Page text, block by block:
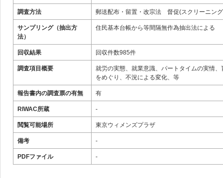
調査方法 郵送配布・留置・改宗法 督促(スクリーニン
サンプリング（抽出方
法）
住民基本台帳から等間隔無作為抽出法による
回収結果 回収件数985件
調査項目概要
就労の実態、就業意識、パートタイムの実情
をめぐり、不況による変化、等
報告書内の調査票の有無 有
RIWAC所蔵 -
閲覧可能場所 東京ウィメンズプラザ
備考 -
PDFファイル -